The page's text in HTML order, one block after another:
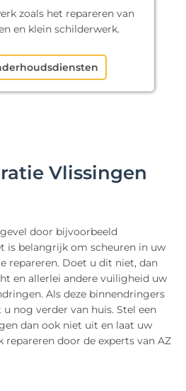
zoals het repareren van
en klein schilderwerk.
Vlissingen
door bijvoorbeeld
is belangrijk om scheuren in uw
repareren. Doet u dit niet, dan
en allerlei andere vuiligheid uw
Als deze binnendringers
nog verder van huis. Stel een
dan ook niet uit en laat uw
door de experts van AZ